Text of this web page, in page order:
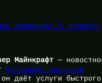
Майнкрафт ⛏️ Новости
Майнкрафт —
Майнкрафт хостинга
даёт услуги быстрого